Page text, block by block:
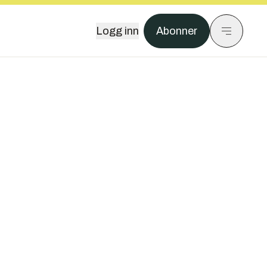
Logg inn Abonner